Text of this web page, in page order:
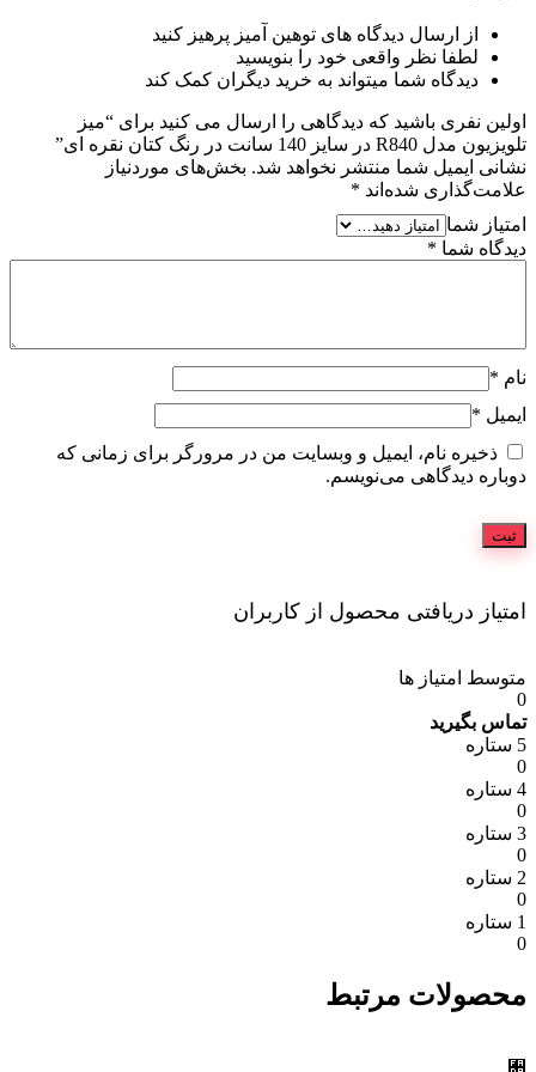
از ارسال دیدگاه های توهین آمیز پرهیز کنید
لطفا نظر واقعی خود را بنویسید
دیدگاه شما میتواند به خرید دیگران کمک کند
اولین نفری باشید که دیدگاهی را ارسال می کنید برای “میز
تلویزیون مدل R840 در سایز 140 سانت در رنگ کتان نقره ای”
نشانی ایمیل شما منتشر نخواهد شد. بخش‌های موردنیاز
علامت‌گذاری شده‌اند *
امتیاز شما
دیدگاه شما *
نام *
ایمیل *
ذخیره نام، ایمیل و وبسایت من در مرورگر برای زمانی که
دوباره دیدگاهی می‌نویسم.
امتیاز دریافتی محصول از کاربران
متوسط امتیاز ها
0
تماس بگیرید
5 ستاره
0
4 ستاره
0
3 ستاره
0
2 ستاره
0
1 ستاره
0
محصولات مرتبط